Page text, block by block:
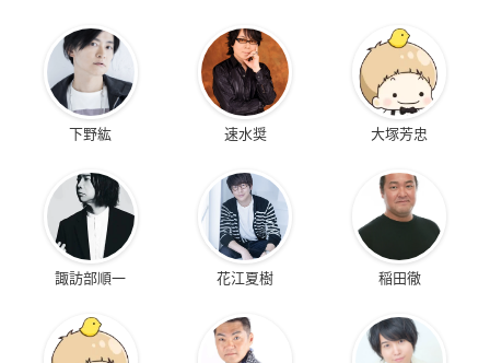
下野紘 速水奨 大塚芳忠
諏訪部順一 花江夏樹 稲田徹